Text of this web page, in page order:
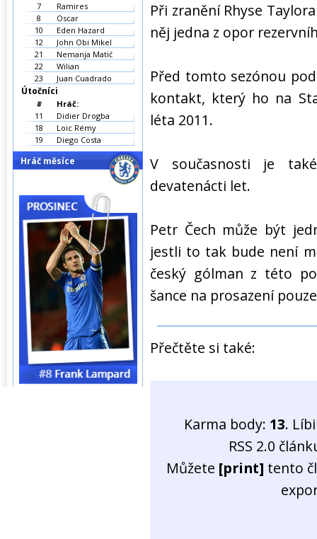
Při zranění Rhyse
něj jedna z opor
Před tomto sezónou
kontakt, který ho na
léta 2011.
V současnosti je
devatenácti let.
Petr Čech může být
jestli to tak bude není
český gólman z této
šance na prosazení
Přečtěte si také:
Karma body: 13.
RSS 2.0
Můžete [print] tento
7
Ramires
8
Oscar
10
Eden Hazard
12
John Obi Mikel
21
Nemanja Matić
22
Wilian
23
Juan Cuadrado
Útočníci
#
Hráč:
11
Didier Drogba
18
Loic Rémy
19
Diego Costa
Hráč měsíce